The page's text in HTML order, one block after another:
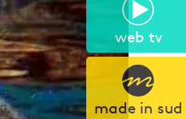
web tv
made in sud